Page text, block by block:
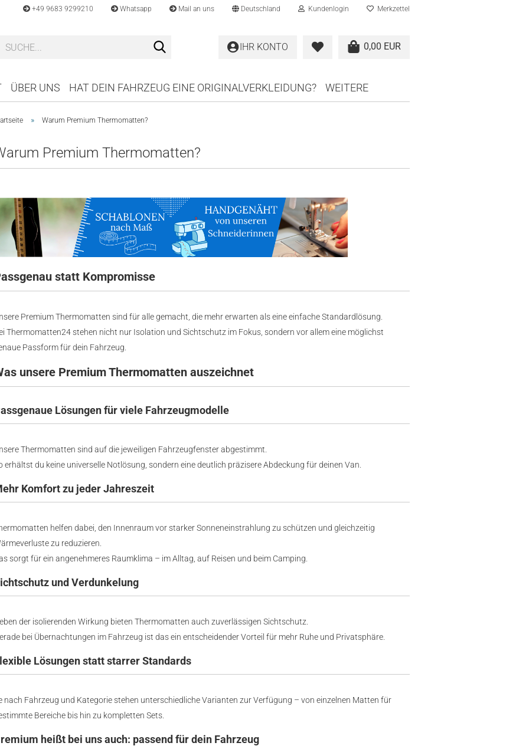
+49 9683 9299210 Whatsapp Mail an uns Deutschland Kundenlogin Merkzettel
0,00 EUR
IHR KONTO
ÜBER UNS HAT DEIN FAHRZEUG EINE ORIGINALVERKLEIDUNG? WEITERE
» Warum Premium Thermomatten?
Premium Thermomatten?
statt Kompromisse
Premium Thermomatten sind für alle gemacht, die mehr erwarten als eine einfache Standardlösung.
Thermomatten24 stehen nicht nur Isolation und Sichtschutz im Fokus, sondern vor allem eine möglichst
Passform für dein Fahrzeug.
unsere Premium Thermomatten auszeichnet
Lösungen für viele Fahrzeugmodelle
Thermomatten sind auf die jeweiligen Fahrzeugfenster abgestimmt.
erhältst du keine universelle Notlösung, sondern eine deutlich präzisere Abdeckung für deinen Van.
Komfort zu jeder Jahreszeit
helfen dabei, den Innenraum vor starker Sonneneinstrahlung zu schützen und gleichzeitig
zu reduzieren.
sorgt für ein angenehmeres Raumklima – im Alltag, auf Reisen und beim Camping.
und Verdunkelung
der isolierenden Wirkung bieten Thermomatten auch zuverlässigen Sichtschutz.
bei Übernachtungen im Fahrzeug ist das ein entscheidender Vorteil für mehr Ruhe und Privatsphäre.
Lösungen statt starrer Standards
nach Fahrzeug und Kategorie stehen unterschiedliche Varianten zur Verfügung – von einzelnen Matten für
Bereiche bis hin zu kompletten Sets.
heißt bei uns auch: passend für dein Fahrzeug